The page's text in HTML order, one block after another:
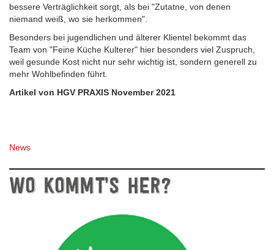
bessere Verträglichkeit sorgt, als bei "Zutatne, von denen
niemand weiß, wo sie herkommen".
Besonders bei jugendlichen und älterer Klientel bekommt das
Team von "Feine Küche Kulterer" hier besonders viel Zuspruch,
weil gesunde Kost nicht nur sehr wichtig ist, sondern generell zu
mehr Wohlbefinden führt.
Artikel von HGV PRAXIS November 2021
News
WO KOMMT’S HER?